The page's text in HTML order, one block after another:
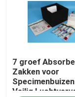
medische
Specimen
Geïsoleerde
7 groef
Zakken voor
Veilig